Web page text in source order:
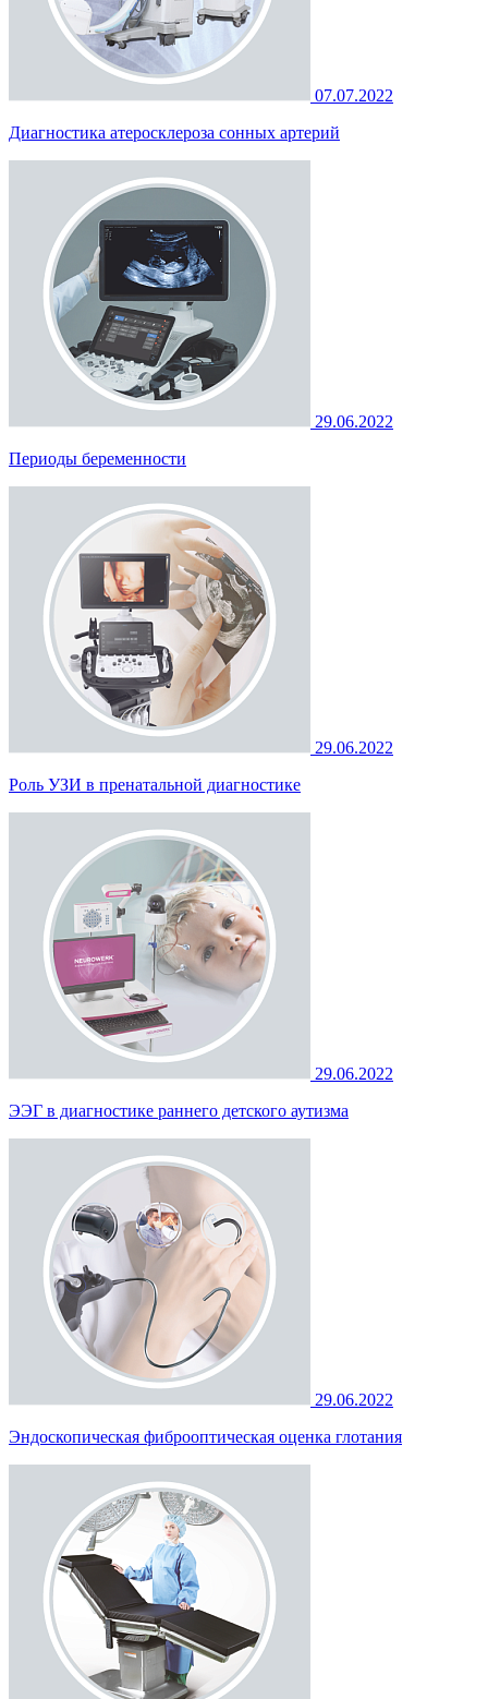
07.07.2022
Диагностика атеросклероза сонных артерий
29.06.2022
Периоды беременности
29.06.2022
Роль УЗИ в пренатальной диагностике
29.06.2022
ЭЭГ в диагностике раннего детского аутизма
29.06.2022
Эндоскопическая фиброоптическая оценка глотания